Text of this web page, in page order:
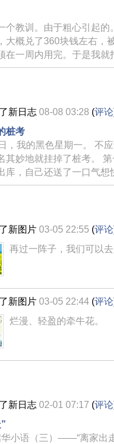
个教训。由于粗心引起的
大概兑了360块钱左右，
在一周内用完。于是我就
新日志 08-08 03:28 (评论
桩考
，我的黑色星期一。 不
其妙地就挂掉了桩考。
库，自己还送了一口气想
新图片 03-05 22:55 (评论
再过一阵子，我们可以
新图片 03-05 22:44 (评论
烂漫、轻盈的牵牛花。
新日志 02-01 07:17 (评论
语（三）——“离家